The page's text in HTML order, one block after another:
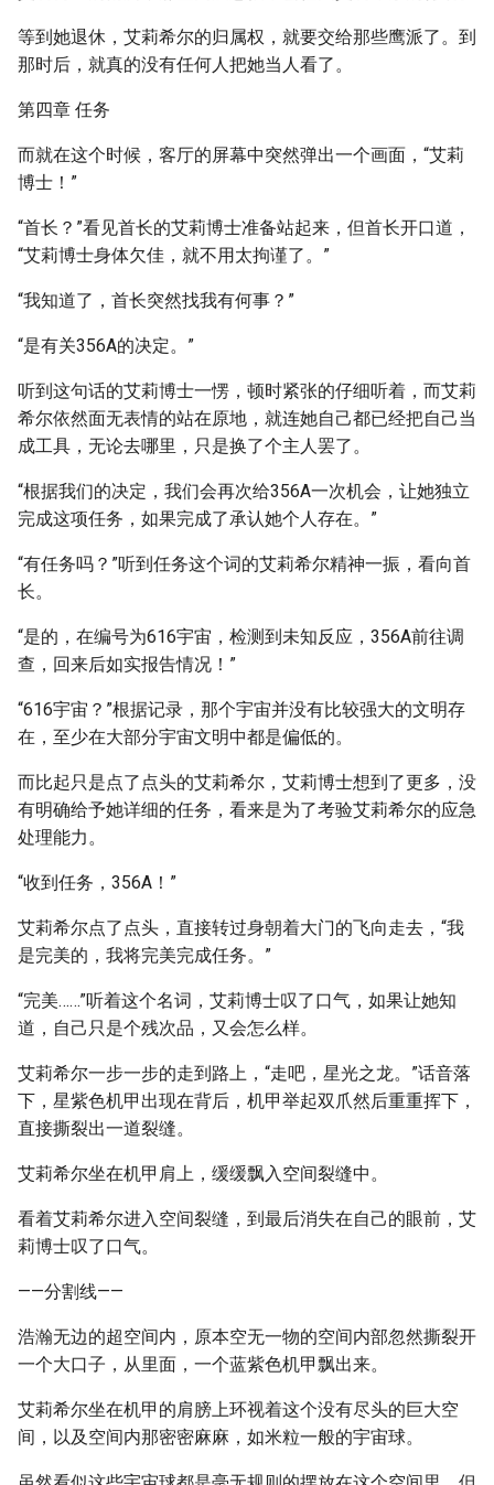
等到她退休，艾莉希尔的归属权，就要交给那些鹰派了。到
那时后，就真的没有任何人把她当人看了。
第四章 任务
而就在这个时候，客厅的屏幕中突然弹出一个画面，“艾莉
博士！”
“首长？”看见首长的艾莉博士准备站起来，但首长开口道，
“艾莉博士身体欠佳，就不用太拘谨了。”
“我知道了，首长突然找我有何事？”
“是有关356A的决定。”
听到这句话的艾莉博士一愣，顿时紧张的仔细听着，而艾莉
希尔依然面无表情的站在原地，就连她自己都已经把自己当
成工具，无论去哪里，只是换了个主人罢了。
“根据我们的决定，我们会再次给356A一次机会，让她独立
完成这项任务，如果完成了承认她个人存在。”
“有任务吗？”听到任务这个词的艾莉希尔精神一振，看向首
长。
“是的，在编号为616宇宙，检测到未知反应，356A前往调
查，回来后如实报告情况！”
“616宇宙？”根据记录，那个宇宙并没有比较强大的文明存
在，至少在大部分宇宙文明中都是偏低的。
而比起只是点了点头的艾莉希尔，艾莉博士想到了更多，没
有明确给予她详细的任务，看来是为了考验艾莉希尔的应急
处理能力。
“收到任务，356A！”
艾莉希尔点了点头，直接转过身朝着大门的飞向走去，“我
是完美的，我将完美完成任务。”
“完美……”听着这个名词，艾莉博士叹了口气，如果让她知
道，自己只是个残次品，又会怎么样。
艾莉希尔一步一步的走到路上，“走吧，星光之龙。”话音落
下，星紫色机甲出现在背后，机甲举起双爪然后重重挥下，
直接撕裂出一道裂缝。
艾莉希尔坐在机甲肩上，缓缓飘入空间裂缝中。
看着艾莉希尔进入空间裂缝，到最后消失在自己的眼前，艾
莉博士叹了口气。
——分割线——
浩瀚无边的超空间内，原本空无一物的空间内部忽然撕裂开
一个大口子，从里面，一个蓝紫色机甲飘出来。
艾莉希尔坐在机甲的肩膀上环视着这个没有尽头的巨大空
间，以及空间内那密密麻麻，如米粒一般的宇宙球。